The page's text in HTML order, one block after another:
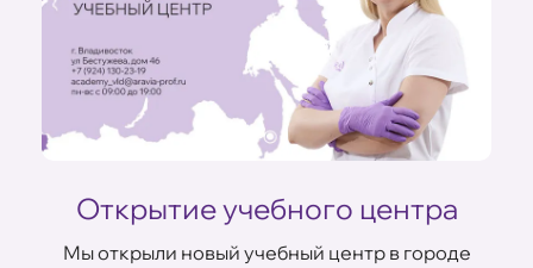
Открытие учебного центра
Мы открыли новый учебный центр в городе